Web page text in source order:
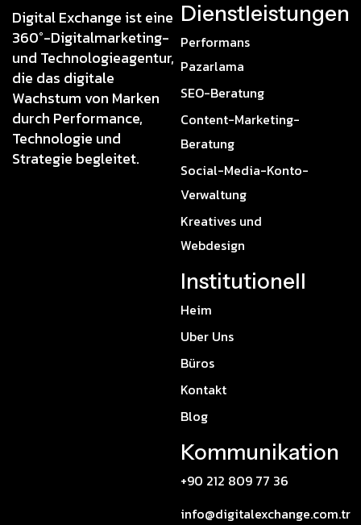
Digital Exchange ist eine
360°-Digitalmarketing-
und Technologieagentur,
die das digitale
Wachstum von Marken
durch Performance,
Technologie und
Strategie begleitet.
Dienstleistungen
Performans
Pazarlama
SEO-Beratung
Content-Marketing-
Beratung
Social-Media-Konto-
Verwaltung
Kreatives und
Webdesign
Institutionell
Heim
Uber Uns
Büros
Kontakt
Blog
Kommunikation
+90 212 809 77 36
info@digitalexchange.com.tr